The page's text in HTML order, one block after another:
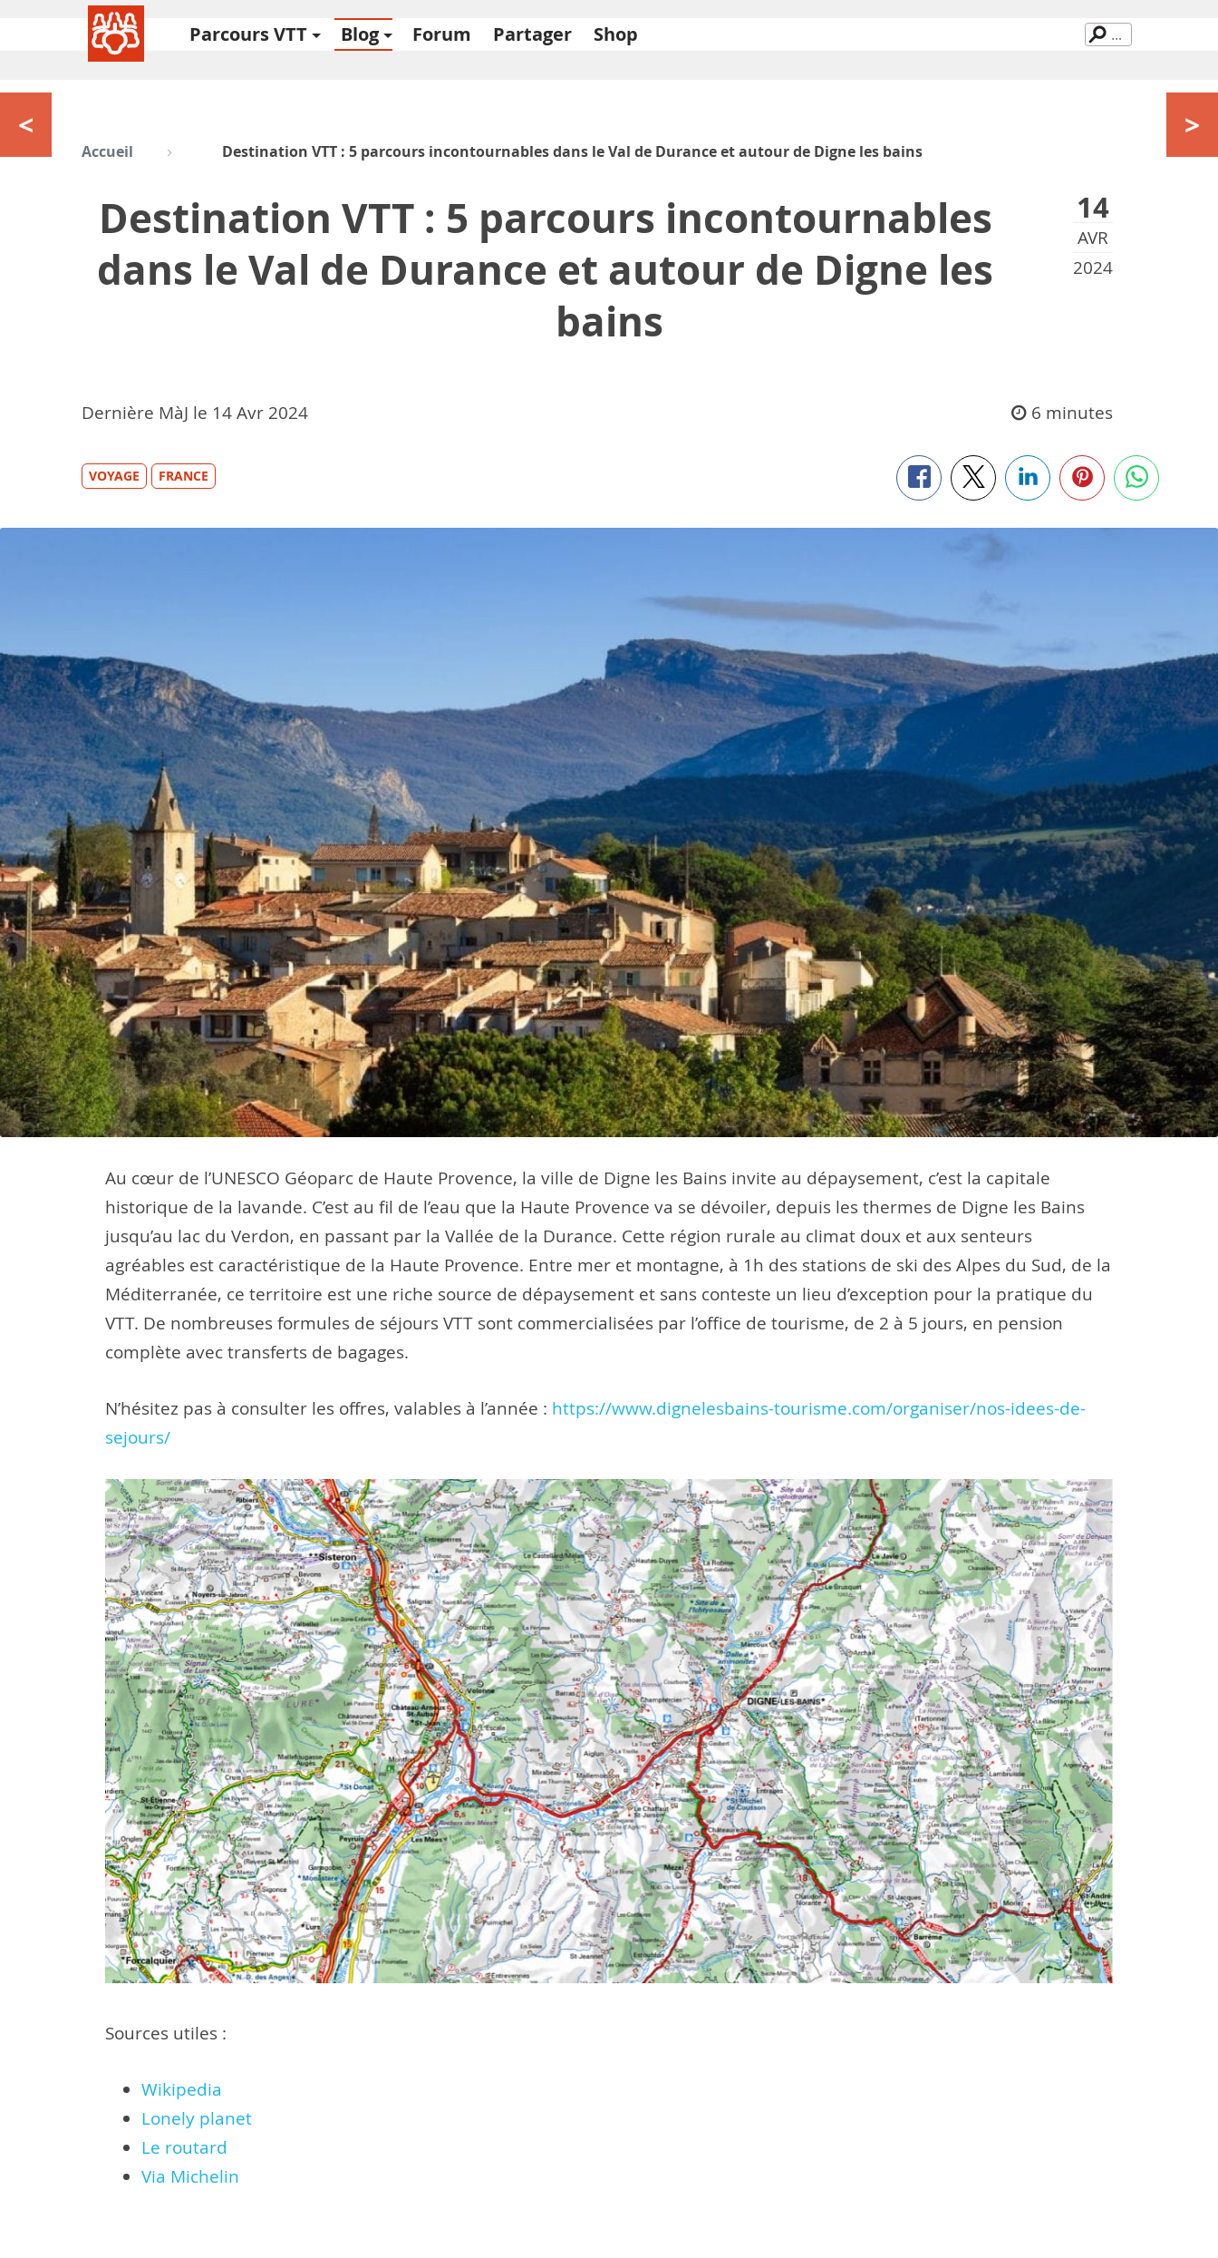
Parcours VTT Blog Forum Partager Shop
Accueil Destination VTT : 5 parcours incontournables dans le Val de Durance et autour de Digne les bains
14
AVR
2024
Destination VTT : 5 parcours incontournables
dans le Val de Durance et autour de Digne les
bains
6 minutes
Dernière MàJ le 14 Avr 2024
VOYAGE FRANCE
Au cœur de l’UNESCO Géoparc de Haute Provence, la ville de Digne les Bains invite au dépaysement, c’est la capitale
historique de la lavande. C’est au fil de l’eau que la Haute Provence va se dévoiler, depuis les thermes de Digne les Bains
jusqu’au lac du Verdon, en passant par la Vallée de la Durance. Cette région rurale au climat doux et aux senteurs
agréables est caractéristique de la Haute Provence. Entre mer et montagne, à 1h des stations de ski des Alpes du Sud, de la
Méditerranée, ce territoire est une riche source de dépaysement et sans conteste un lieu d’exception pour la pratique du
VTT. De nombreuses formules de séjours VTT sont commercialisées par l’office de tourisme, de 2 à 5 jours, en pension
complète avec transferts de bagages.
N’hésitez pas à consulter les offres, valables à l’année : https://www.dignelesbains-tourisme.com/organiser/nos-idees-de-
sejours/
Sources utiles :
Wikipedia
Lonely planet
Le routard
Via Michelin
>
<